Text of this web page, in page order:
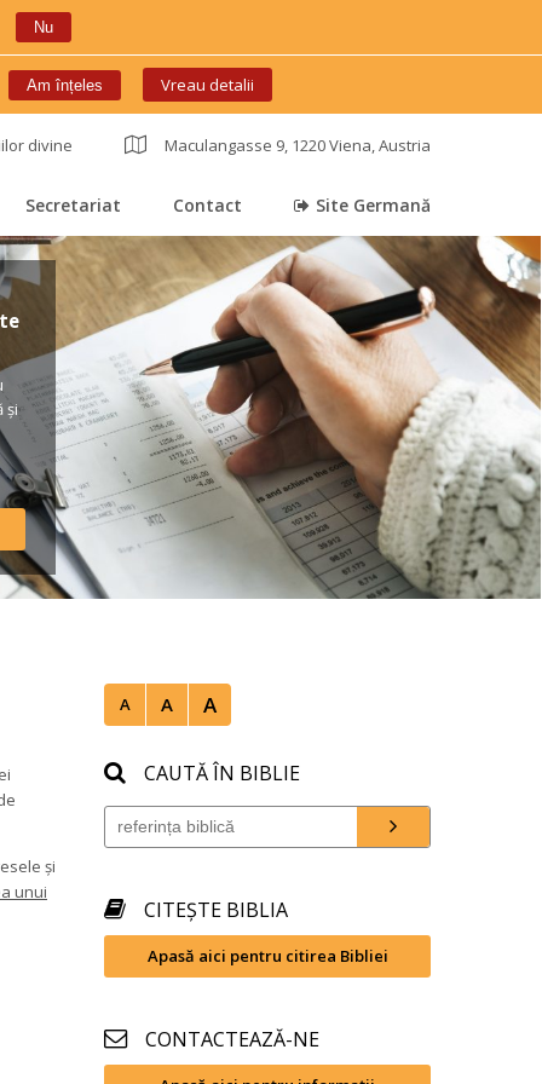
Nu
Am înțele Vreau detalii
divine Maculangasse 9, 1220 Viena, Austria
Secretariat Contact Site Germană
și
A A A
și
unui
CAUTĂ ÎN BIBLIE
CITEȘTE BIBLIA
Apasă aici pentru citirea Bibliei
CONTACTEAZĂ-NE